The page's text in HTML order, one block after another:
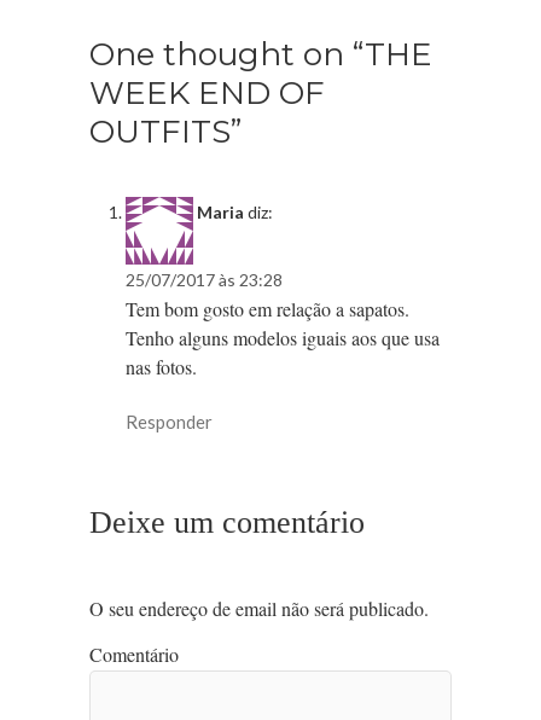
One thought on “THE
WEEK END OF
OUTFITS”
Maria diz:
25/07/2017 às 23:28
Tem bom gosto em relação a sapatos.
Tenho alguns modelos iguais aos que usa
nas fotos.
Responder
Deixe um comentário
O seu endereço de email não será publicado.
Comentário